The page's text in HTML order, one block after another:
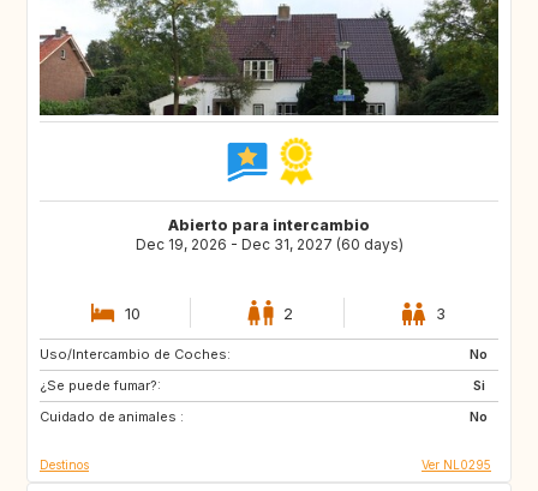
Abierto para intercambio
Dec 19, 2026 - Dec 31, 2027 (60 days)
10 2 3
Uso/Intercambio de Coches:
No
¿Se puede fumar?:
Si
Cuidado de animales :
No
SI
GB
IE
Destinos Ver NL0295